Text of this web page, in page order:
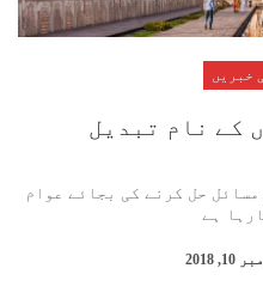
خبریں
کے نام تبدیل
حل کرنے کی بجائے عوام
ہے
10, 2018